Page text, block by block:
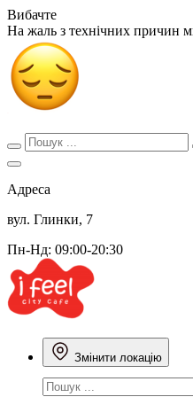
Вибачте
На жаль з технічних причин
Адреса
вул. Глинки, 7
Пн-Нд: 09:00-20:30
Змінити локацію